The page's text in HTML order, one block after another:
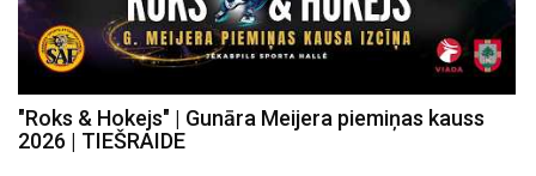
"Roks & Hokejs" | Gunāra Meijera piemiņas kauss
2026 | TIEŠRAIDE